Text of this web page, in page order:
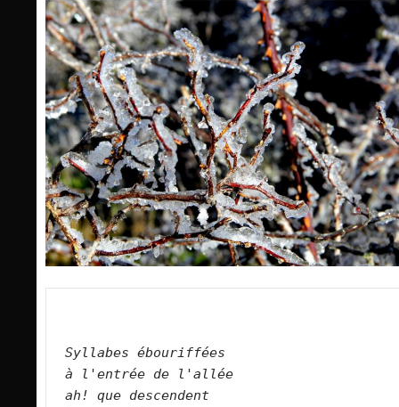
Syllabes ébouriffées
à l'entrée de l'allée
ah! que descendent